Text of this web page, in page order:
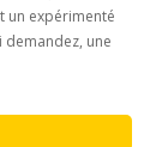
un expérimenté
demandez, une